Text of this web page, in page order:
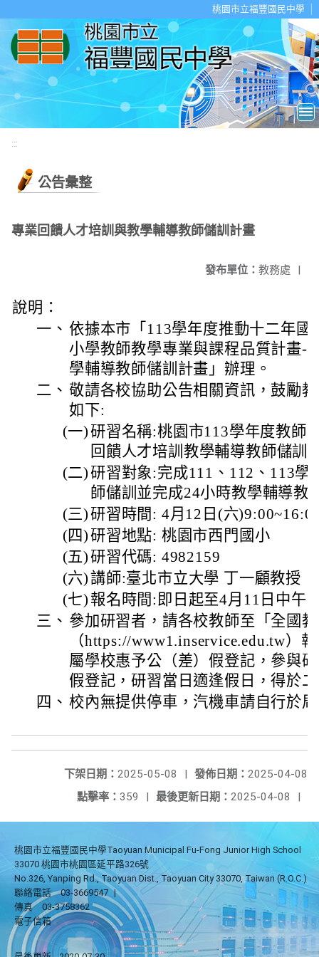
桃園市立福豐國民中學
:::
公告彙整
專業回饋人才培訓與教學輔導教師儲訓計畫
發布單位： 教務處 |
說明：
一、 依據本市「113學年度推動十二年國
小學教師教學專業與課程品質計畫-
學輔導教師儲訓計畫」辦理。
二、 敬請各校協助公告相關資訊，鼓勵
如下:
(一)研習名稱:桃園市113學年度教師
回饋人才培訓教學輔導教師儲訓
(二)研習對象:完成111、112、113學
師儲訓並完成24小時教學輔導教
(三)研習時間: 4月12日(六
(四)研習地點: 桃園市西門國小
(五)研習代碼: 4982159
(六)講師:臺北市立大學 丁一顧教授
(七) 報名時間:即日起至4月11日中午
三、 參加研習者，請各校教師至「全國
（https://www1.inservice.edu.tw）
屬學校惠予公（差）假登記，參與
假登記，研習當日適逢假日，得於
四、 校內無提供停車，汽機車請自行於
發佈日期： 2025-04-08
下架日期： 2025-05-08
|
最後更新日期： 2025-04-08 |
點擊率： 359 |
桃園市立福豐國民中學Taoyuan Municipal Fu-Fong Junior High School
33070 桃園市桃園區延平路326號
No.326, Yanping Rd., Taoyuan Dist., Taoyuan City 33070, Taiwan (R.O.C.)
聯絡電話
03-3669547 |
傳真
03-3758362
電子信箱